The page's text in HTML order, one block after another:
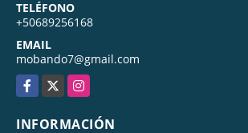
+50689256168
TELÉFONO
+50689256168
EMAIL
mobando7@gmail.com